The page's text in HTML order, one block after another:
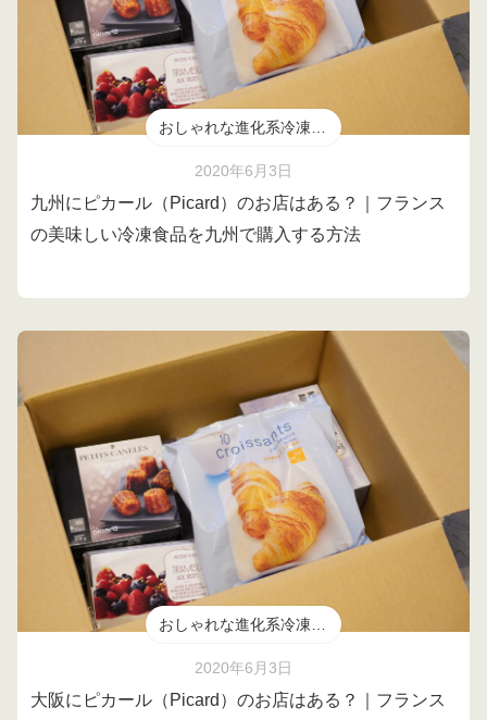
2020年6月3日
九州にピカール（Picard）のお店はある？｜フランス
の美味しい冷凍食品を九州で購入する方法
2020年6月3日
大阪にピカール（Picard）のお店はある？｜フランス